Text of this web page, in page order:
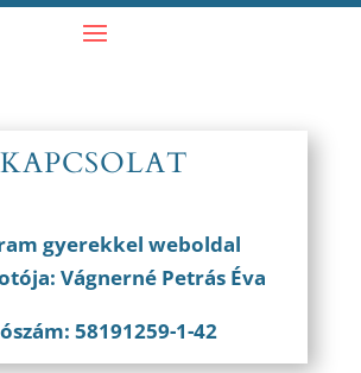
KAPCSOLAT
gyerekkel weboldal
Vágnerné Petrás Éva
58191259-1-42